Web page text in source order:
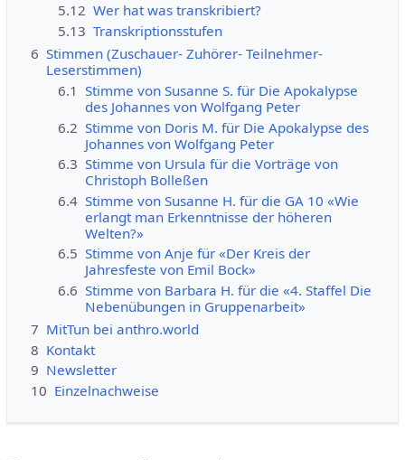
5.12 Wer hat was transkribiert?
5.13 Transkriptionsstufen
6 Stimmen (Zuschauer- Zuhörer- Teilnehmer-
Leserstimmen)
6.1 Stimme von Susanne S. für Die Apokalypse
des Johannes von Wolfgang Peter
6.2 Stimme von Doris M. für Die Apokalypse des
Johannes von Wolfgang Peter
6.3 Stimme von Ursula für die Vorträge von
Christoph Bolleßen
6.4 Stimme von Susanne H. für die GA 10 «Wie
erlangt man Erkenntnisse der höheren
Welten?»
6.5 Stimme von Anje für «Der Kreis der
Jahresfeste von Emil Bock»
6.6 Stimme von Barbara H. für die «4. Staffel Die
Nebenübungen in Gruppenarbeit»
7 MitTun bei anthro.world
8 Kontakt
9 Newsletter
10 Einzelnachweise